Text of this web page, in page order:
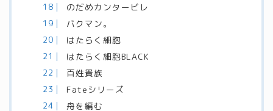
のだめカンタービレ
バクマン。
はたらく細胞
はたらく細胞BLACK
百姓貴族
Fateシリーズ
舟を編む